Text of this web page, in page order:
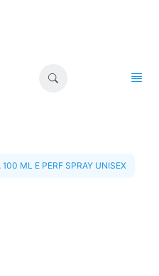
100 ML E PERF SPRAY UNISEX